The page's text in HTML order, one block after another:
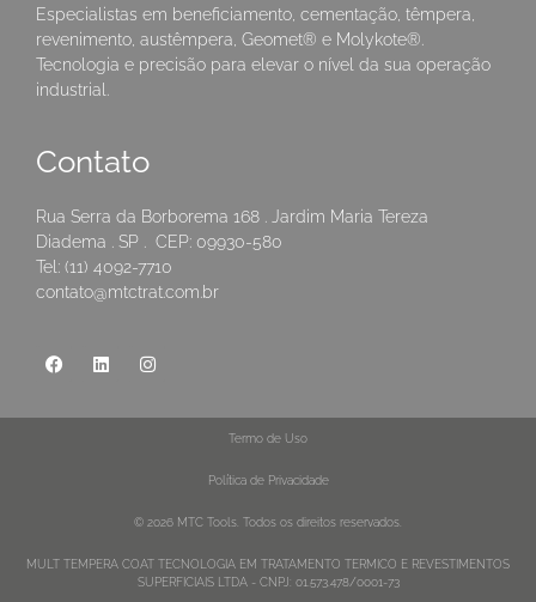
Especialistas em beneficiamento, cementação, têmpera,
revenimento, austêmpera, Geomet® e Molykote®.
Tecnologia e precisão para elevar o nível da sua operação
industrial.
Contato
Rua Serra da Borborema 168 . Jardim Maria Tereza
Diadema . SP . CEP: 09930-580
Tel: (11) 4092-7710
contato@mtctrat.com.br
© 2026 MTC Tools. Todos os direitos reservados.
Política de Privacidade
Termo de Uso
MULT TEMPERA COAT TECNOLOGIA EM TRATAMENTO TERMICO E REVESTIMENTOS
SUPERFICIAIS LTDA - CNPJ: 01.573.478/0001-73